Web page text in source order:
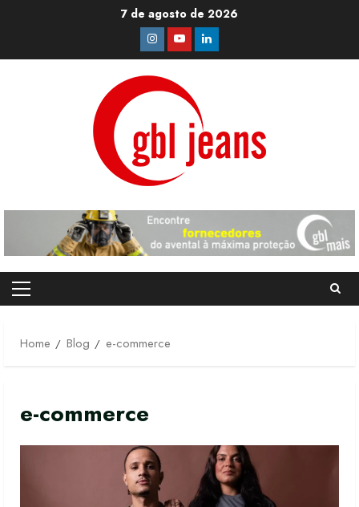
7 de agosto de 2026
Instagram
YoutubeLinkedin
Primary
Home
Blog e-commerce
e-commerce